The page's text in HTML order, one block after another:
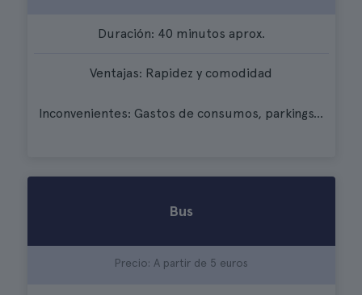
Duración: 40 minutos aprox.
Ventajas: Rapidez y comodidad
Inconvenientes: Gastos de consumos, parkings…
Bus
Precio: A partir de 5 euros